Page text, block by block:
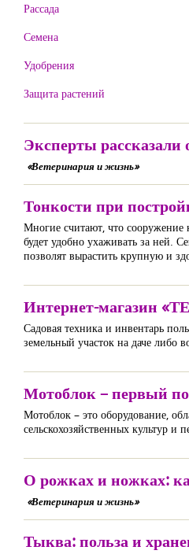
Рассада
Семена
Удобрения
Защита растений
Эксперты рассказали
«Ветеринария и жизнь»
Тонкости при
Многие считают, что сооружение
будет удобно ухаживать за ней.
позволят вырастить крупную и
Интернет-магазин
Садовая техника и инвентарь
земельный участок на даче либо
Мотоблок – первый
Мотоблок – это оборудование,
сельскохозяйственных культур и
О рожках и ножках:
«Ветеринария и жизнь»
Тыква: польза и